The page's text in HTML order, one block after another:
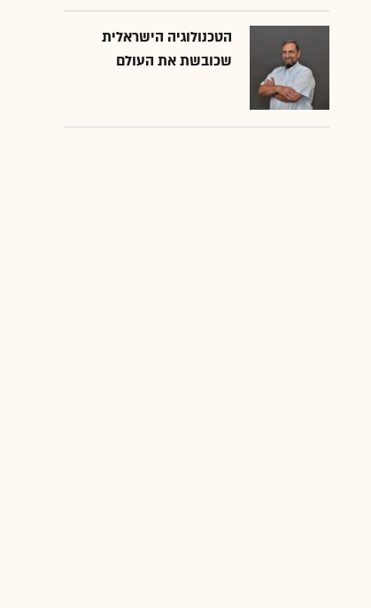
הטכנולוגיה הישראלית
שכובשת את העולם